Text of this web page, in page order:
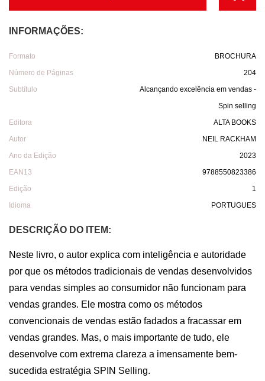
INFORMAÇÕES:
Formato
BROCHURA
Número de Páginas
204
Subtítulo
Alcançando excelência em vendas -
Spin selling
Editora
ALTA BOOKS
Autor
NEIL RACKHAM
Ano da Edição
2023
EAN13
9788550823386
Edição
1
Idioma
PORTUGUES
DESCRIÇÃO DO ITEM:
Neste livro, o autor explica com inteligência e autoridade
por que os métodos tradicionais de vendas desenvolvidos
para vendas simples ao consumidor não funcionam para
vendas grandes. Ele mostra como os métodos
convencionais de vendas estão fadados a fracassar em
vendas grandes. Mas, o mais importante de tudo, ele
desenvolve com extrema clareza a imensamente bem-
sucedida estratégia SPIN Selling.